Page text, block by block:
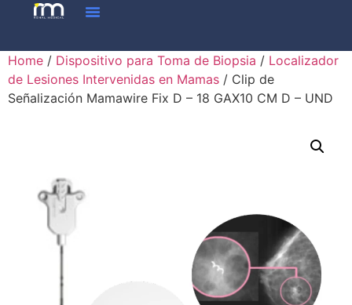
Home / Dispositivo para Toma de Biopsia / Localizador
de Lesiones Intervenidas en Mamas / Clip de
Señalización Mamawire Fix D – 18 GAX10 CM D – UND